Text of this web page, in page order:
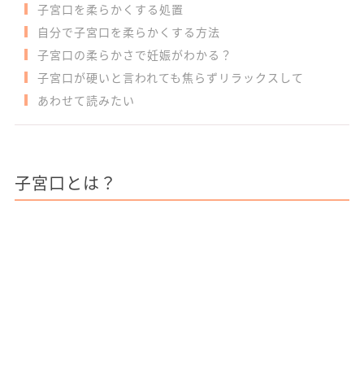
子宮口を柔らかくする処置
自分で子宮口を柔らかくする方法
子宮口の柔らかさで妊娠がわかる？
子宮口が硬いと言われても焦らずリラックスして
あわせて読みたい
子宮口とは？